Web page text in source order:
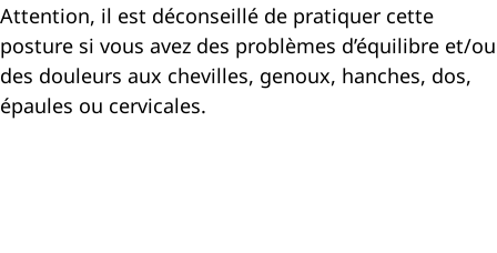
Attention, il est déconseillé de pratiquer cette
posture si vous avez des problèmes d’équilibre et/ou
des douleurs aux chevilles, genoux, hanches, dos,
épaules ou cervicales.